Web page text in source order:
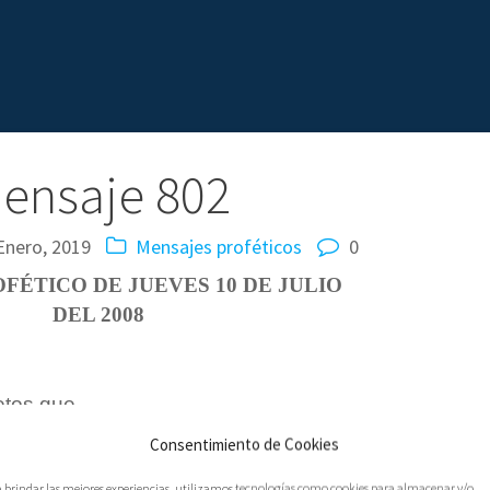
Consentimiento de Cookies
802
2019 Mensajes proféticos 0
DE JUEVES 10 DE JULIO
DEL 2008
que
y voy a poner esos boletos en sus sacos y si
los voy a echar ahí. Ustedes han avanzado y